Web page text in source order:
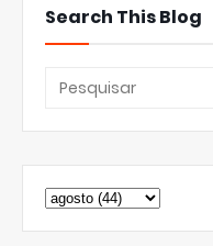
Search This Blog